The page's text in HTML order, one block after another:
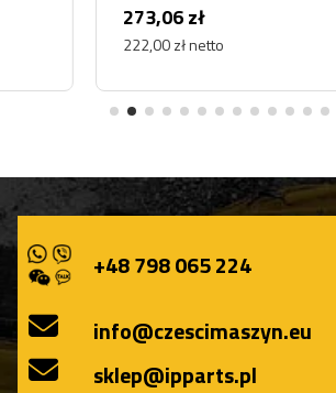
222,00 zł netto
+48 798 065 224
info@czescimaszyn.eu
sklep@ipparts.pl